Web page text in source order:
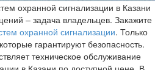
охранной сигнализации в Казани
– задача владельцев. Закажите
охранной сигнализации. Только
гарантируют безопасность.
техническое обслуживание